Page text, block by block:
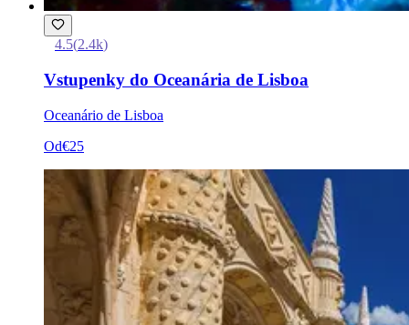
4.5(2.4k)
Vstupenky do Oceanária de Lisboa
Oceanário de Lisboa
Od€25